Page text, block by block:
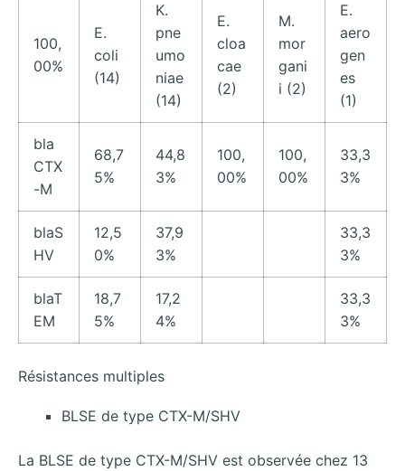
100,
00%
E.
coli
(14)
K.
pne
umo
niae
(14)
E.
cloa
cae
(2)
M.
mor
gani
i (2)
E.
aero
gen
es
(1)
bla
CTX
-M
68,7
5%
44,8
3%
100,
00%
100,
00%
33,3
3%
blaS
HV
12,5
0%
37,9
3%
33,3
3%
blaT
EM
18,7
5%
17,2
4%
33,3
3%
Résistances multiples
BLSE de type CTX-M/SHV
La BLSE de type CTX-M/SHV est observée chez 13